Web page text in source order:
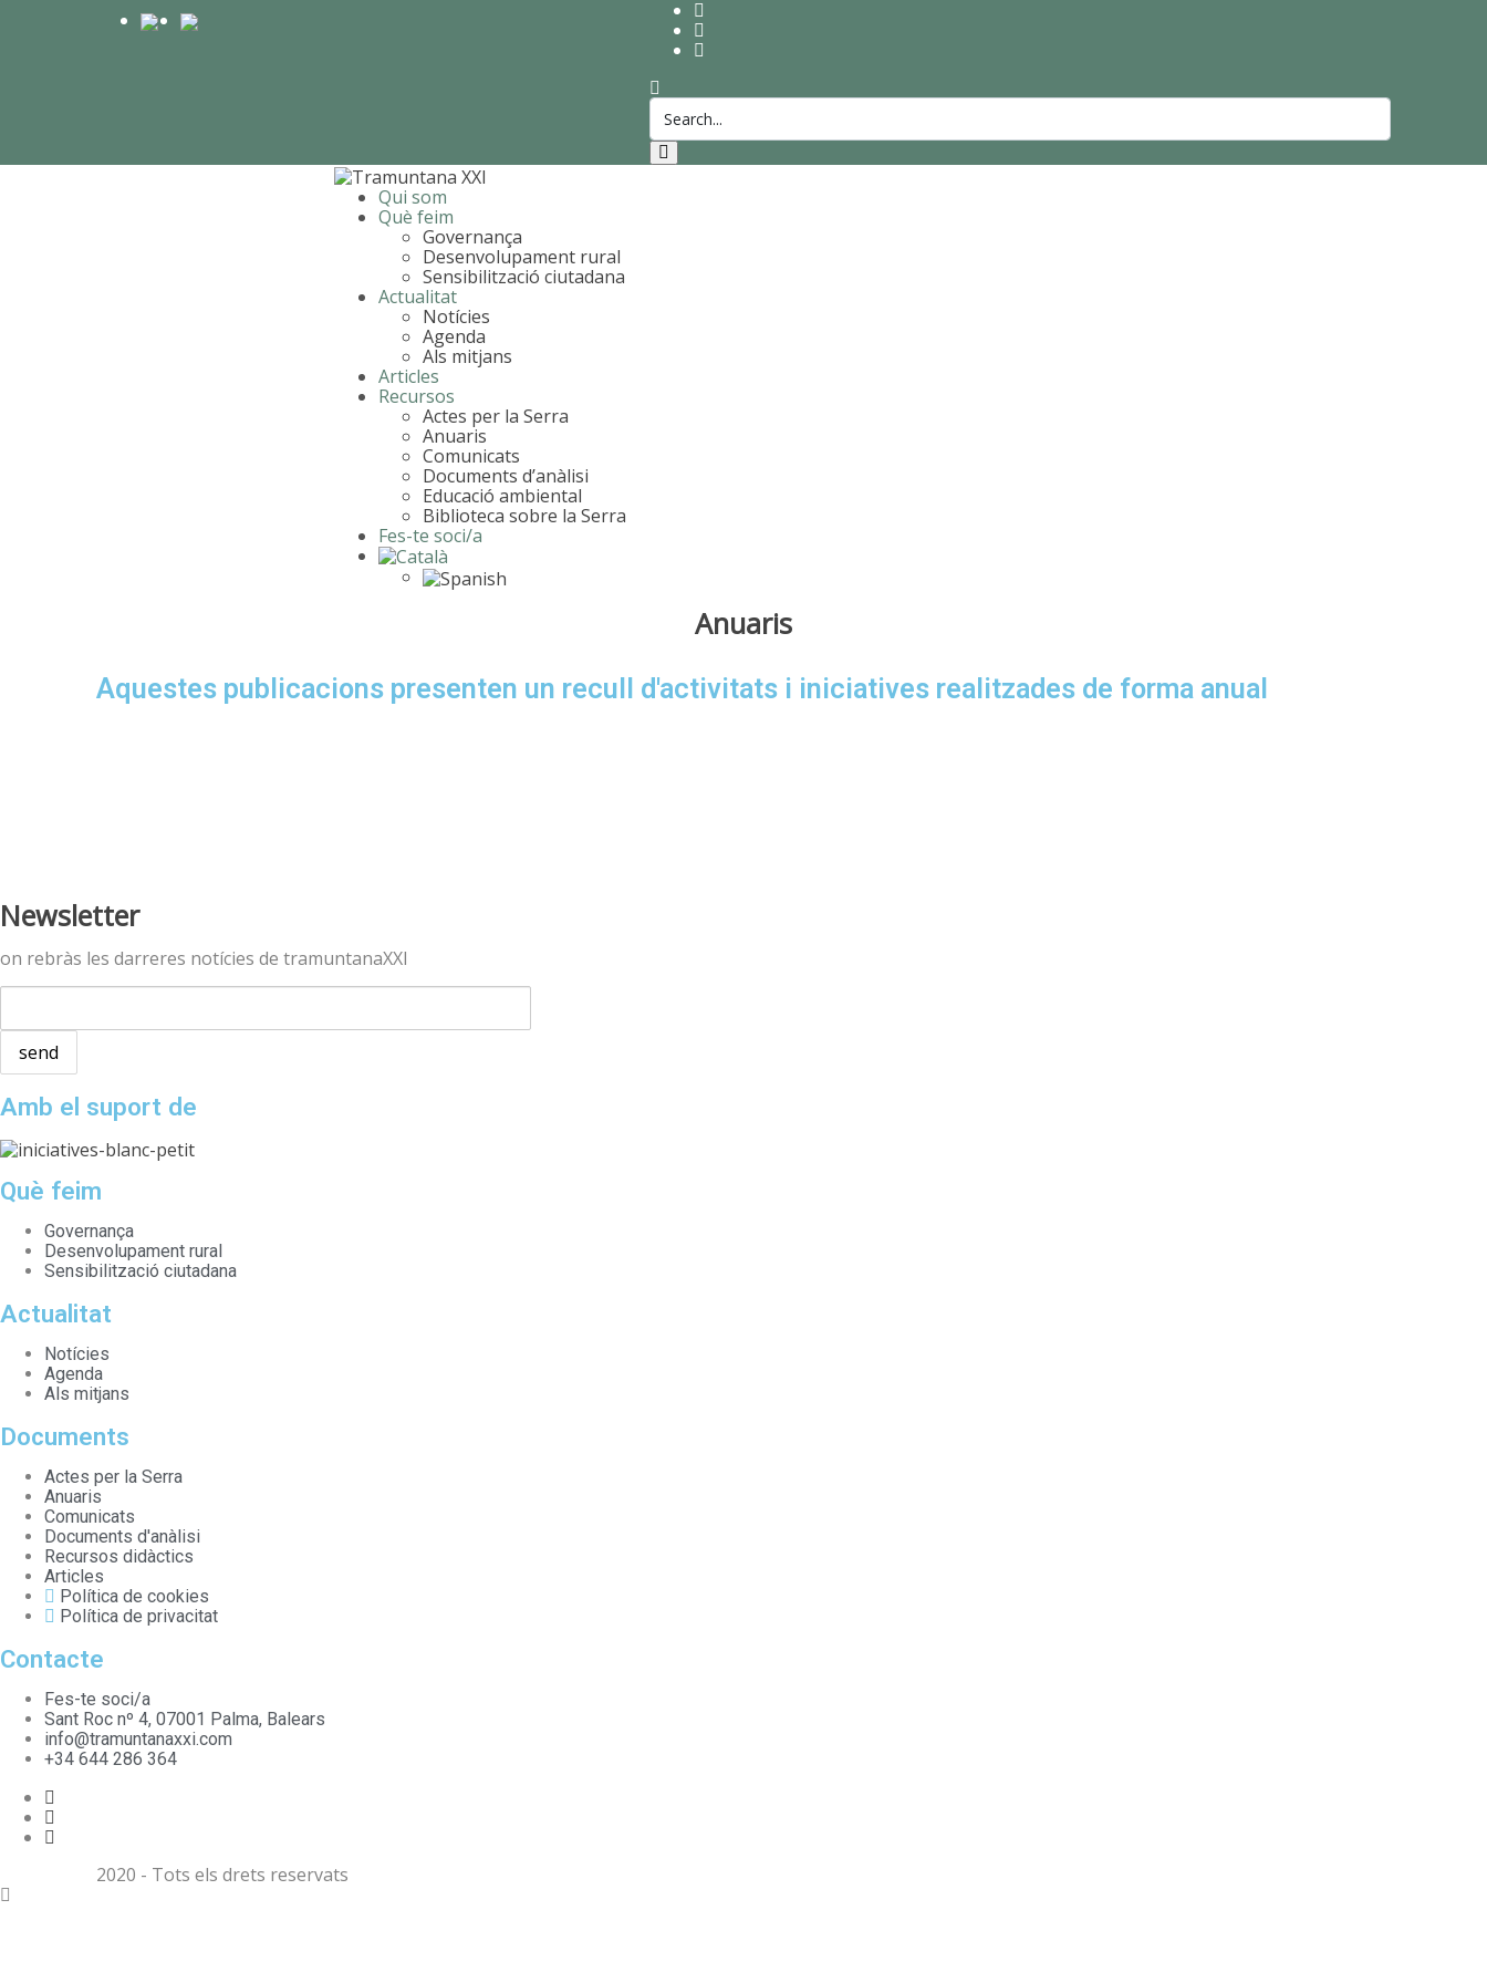
Qui som
Què feim
Governança
Desenvolupament rural
Sensibilització ciutadana
Actualitat
Notícies
Agenda
Als mitjans
Articles
Recursos
Actes per la Serra
Anuaris
Comunicats
Documents d’anàlisi
Educació ambiental
Biblioteca sobre la Serra
Fes-te soci/a
Anuaris
Aquestes publicacions presenten un recull d'activitats i iniciatives realitzades de forma anual
Newsletter
on rebràs les darreres notícies de tramuntanaXXI
Amb el suport de
Què feim
Governança
Desenvolupament rural
Sensibilització ciutadana
Actualitat
Notícies
Agenda
Als mitjans
Documents
Actes per la Serra
Anuaris
Comunicats
Documents d'anàlisi
Recursos didàctics
Articles
Política de cookies
Política de privacitat
Contacte
Fes-te soci/a
Sant Roc nº 4, 07001 Palma, Balears
info@tramuntanaxxi.com
+34 644 286 364
2020 - Tots els drets reservats